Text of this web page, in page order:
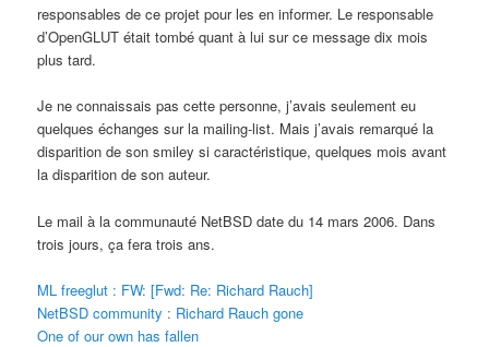
responsables de ce projet pour les en informer. Le responsable
d’OpenGLUT était tombé quant à lui sur ce message dix mois
plus tard.
Je ne connaissais pas cette personne, j’avais seulement eu
quelques échanges sur la mailing-list. Mais j’avais remarqué la
disparition de son smiley si caractéristique, quelques mois avant
la disparition de son auteur.
Le mail à la communauté NetBSD date du 14 mars 2006. Dans
trois jours, ça fera trois ans.
ML freeglut : FW: [Fwd: Re: Richard Rauch]
NetBSD community : Richard Rauch gone
One of our own has fallen